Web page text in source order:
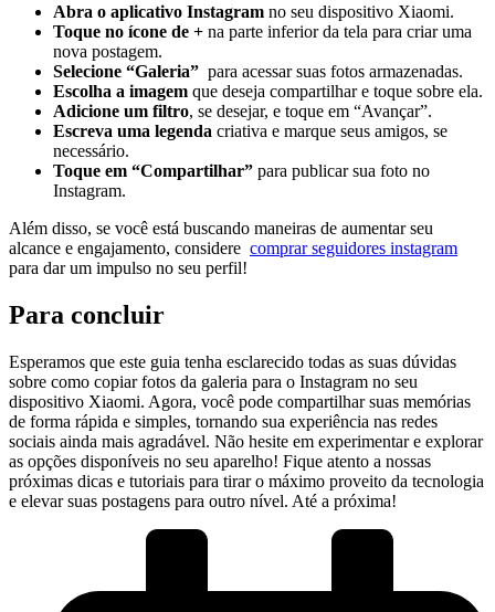
Abra o aplicativo ​Instagram no seu dispositivo Xiaomi.
Toque no ícone ​de + na parte inferior da tela ⁣para criar uma
nova postagem.
Selecione “Galeria” ​ para acessar suas fotos armazenadas.
Escolha a imagem que⁤ deseja‍ compartilhar e‌ toque sobre ⁢ela.
Adicione um filtro,‌ se desejar, e⁣ toque em “Avançar”.
Escreva uma⁢ legenda criativa e marque‍ seus amigos, se
necessário.
Toque em “Compartilhar” ⁢para‍ publicar‍ sua foto ‍no
Instagram.
Além⁣ disso,​ se ​você está buscando maneiras ⁣de aumentar seu
alcance e⁤ engajamento, considere ⁢ comprar ‌seguidores instagram
para dar um⁣ impulso no ‍seu perfil!
Para⁤ concluir
Esperamos ⁤que‍ este guia tenha esclarecido todas as suas dúvidas
‍sobre como copiar fotos ​da galeria para o Instagram no seu
dispositivo Xiaomi. Agora, ​você pode compartilhar suas ​memórias
de‍ forma rápida e simples, tornando sua experiência nas‌ redes
sociais ainda mais agradável. Não hesite⁤ em experimentar​ e⁣ explorar
‌as‍ opções disponíveis no⁤ seu aparelho! Fique atento a ⁢nossas
próximas ​dicas e tutoriais para tirar o máximo proveito da tecnologia
e elevar suas postagens para outro nível. Até a próxima!